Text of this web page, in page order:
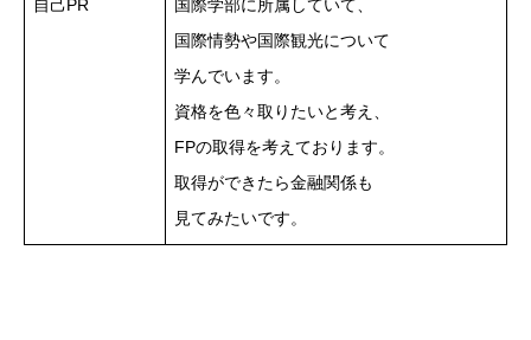
自己PR
国際学部に所属していて、
国際情勢や国際観光について
学んでいます。
資格を色々取りたいと考え、
FPの取得を考えております。
取得ができたら金融関係も
見てみたいです。